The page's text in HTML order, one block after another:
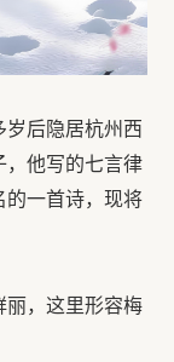
岁后隐居杭州西
，他写的七言律
的一首诗，现将
丽，这里形容梅